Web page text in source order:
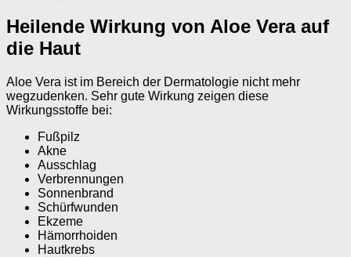
Heilende Wirkung von Aloe Vera auf
die Haut
Aloe Vera ist im Bereich der Dermatologie nicht mehr
wegzudenken. Sehr gute Wirkung zeigen diese
Wirkungsstoffe bei:
Fußpilz
Akne
Ausschlag
Verbrennungen
Sonnenbrand
Schürfwunden
Ekzeme
Hämorrhoiden
Hautkrebs